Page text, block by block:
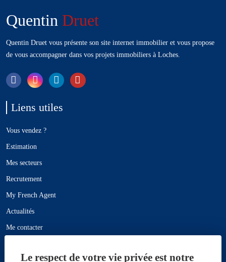
Le respect de votre vie privée est notre
Quentin Druet
Quentin Druet vous présente son site internet immobilier et vous propose
de vous accompagner dans vos projets immobiliers à Loches.
Liens utiles
Vous vendez ?
Estimation
Mes secteurs
Recrutement
My French Agent
Actualités
Me contacter
Mentions légales